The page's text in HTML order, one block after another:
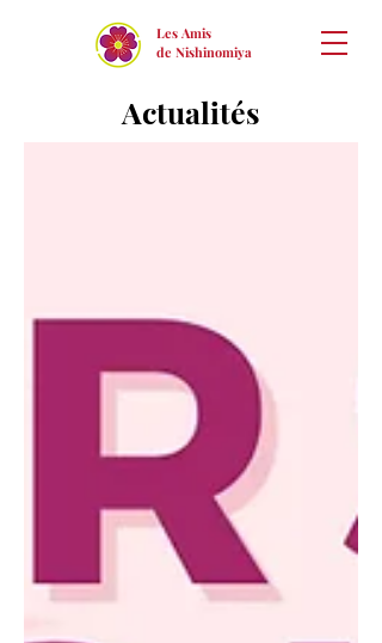
Les Amis
de Nishinomiya
Actualités